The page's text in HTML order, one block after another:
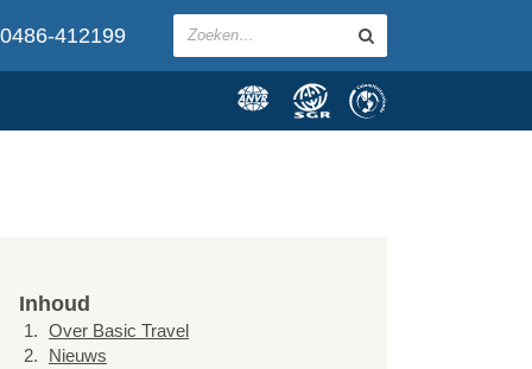
412199
Inhoud
Over Basic Travel
Nieuws